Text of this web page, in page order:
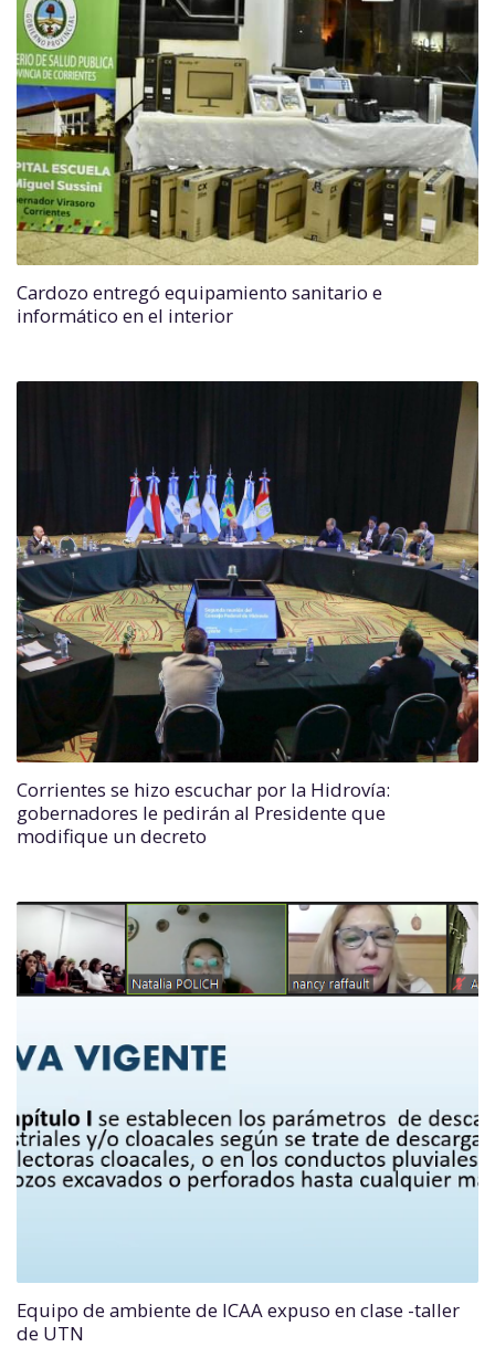
Cardozo entregó equipamiento sanitario e
informático en el interior
Corrientes se hizo escuchar por la Hidrovía:
gobernadores le pedirán al Presidente que
modifique un decreto
Equipo de ambiente de ICAA expuso en clase -taller
de UTN